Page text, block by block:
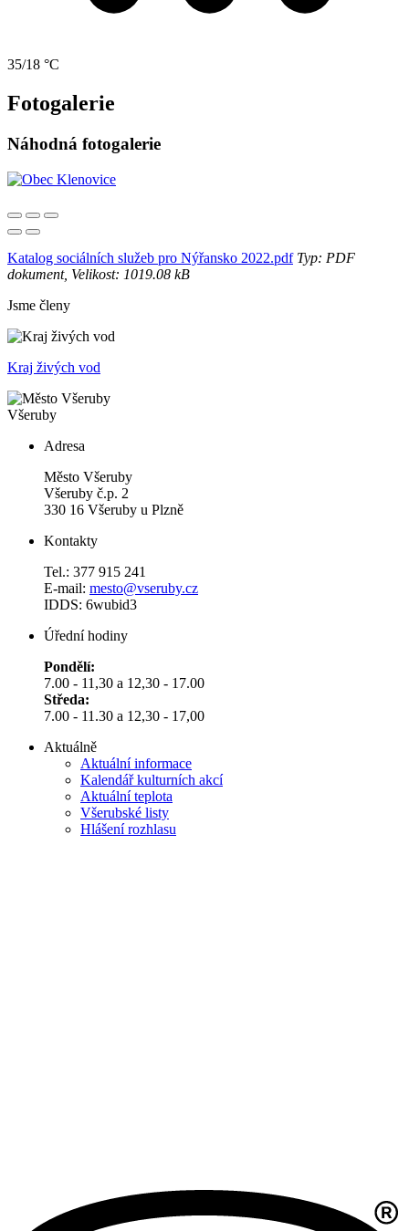
35/18 °C
Fotogalerie
Náhodná fotogalerie
Katalog sociálních služeb pro Nýřansko 2022.pdfTyp: PDF
dokument, Velikost: 1019.08 kB
Jsme členy
Kraj živých vod
Všeruby
Adresa
Město Všeruby
Všeruby č.p. 2
330 16 Všeruby u Plzně
Kontakty
Tel.: 377 915 241
E-mail: mesto@vseruby.cz
IDDS: 6wubid3
Úřední hodiny
Pondělí:
7.00 - 11,30 a 12,30 - 17.00
Středa:
7.00 - 11.30 a 12,30 - 17,00
Aktuálně
Aktuální informace
Kalendář kulturních akcí
Aktuální teplota
Všerubské listy
Hlášení rozhlasu